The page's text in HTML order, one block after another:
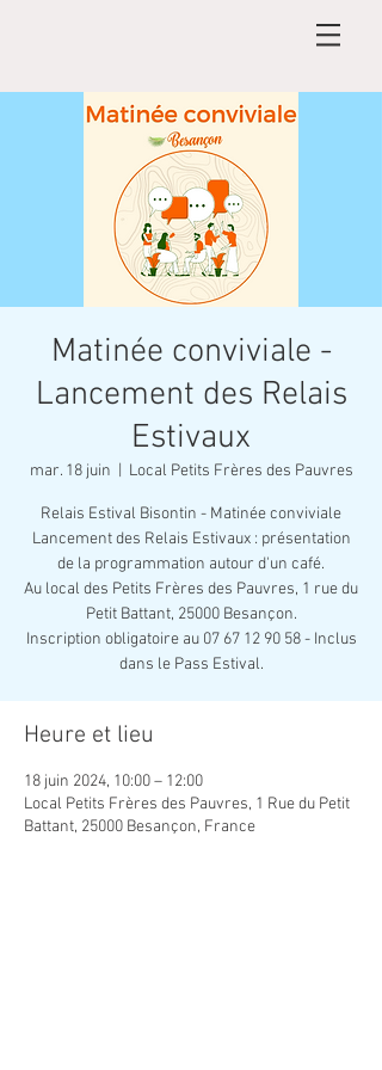
Matinée conviviale -
Lancement des Relais
Estivaux
mar. 18 juin Local Petits Frères des Pauvres
Relais Estival Bisontin - Matinée conviviale
Lancement des Relais Estivaux : présentation
de la programmation autour d'un café.
Au local des Petits Frères des Pauvres, 1 rue du
Petit Battant, 25000 Besançon.
Inscription obligatoire au 07 67 12 90 58 - Inclus
dans le Pass Estival.
Heure et lieu
18 juin 2024, 10:00 – 12:00
Local Petits Frères des Pauvres, 1 Rue du Petit
Battant, 25000 Besançon, France